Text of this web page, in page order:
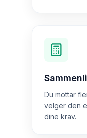
Du mottar
velger den
dine krav.